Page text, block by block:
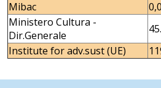
Mibac
Ministero Cultura -
Dir.Generale
Institute for adv.sust (UE)